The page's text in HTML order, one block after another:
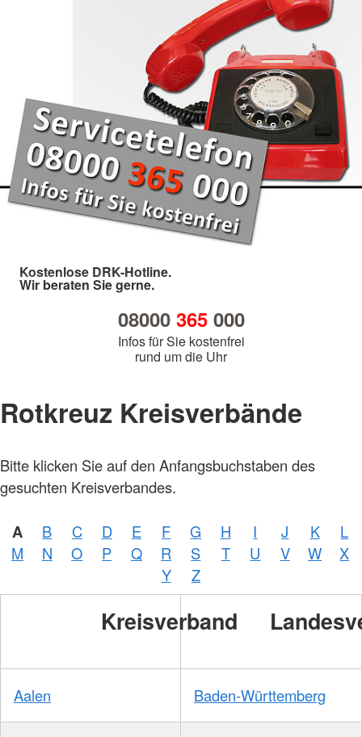
Kostenlose DRK-Hotline.
Wir beraten Sie gerne.
08000 365000
Infos für Sie kostenfrei
rund um die Uhr
Rotkreuz Kreisverbände
Bitte klicken Sie auf den Anfangsbuchstaben des
gesuchten Kreisverbandes.
A B C D E F G H I J K
L
M
N O P Q R S T U V W
X
Y
Z
Kreisverband
Aalen Baden-Württemberg
Foto:
DRKS